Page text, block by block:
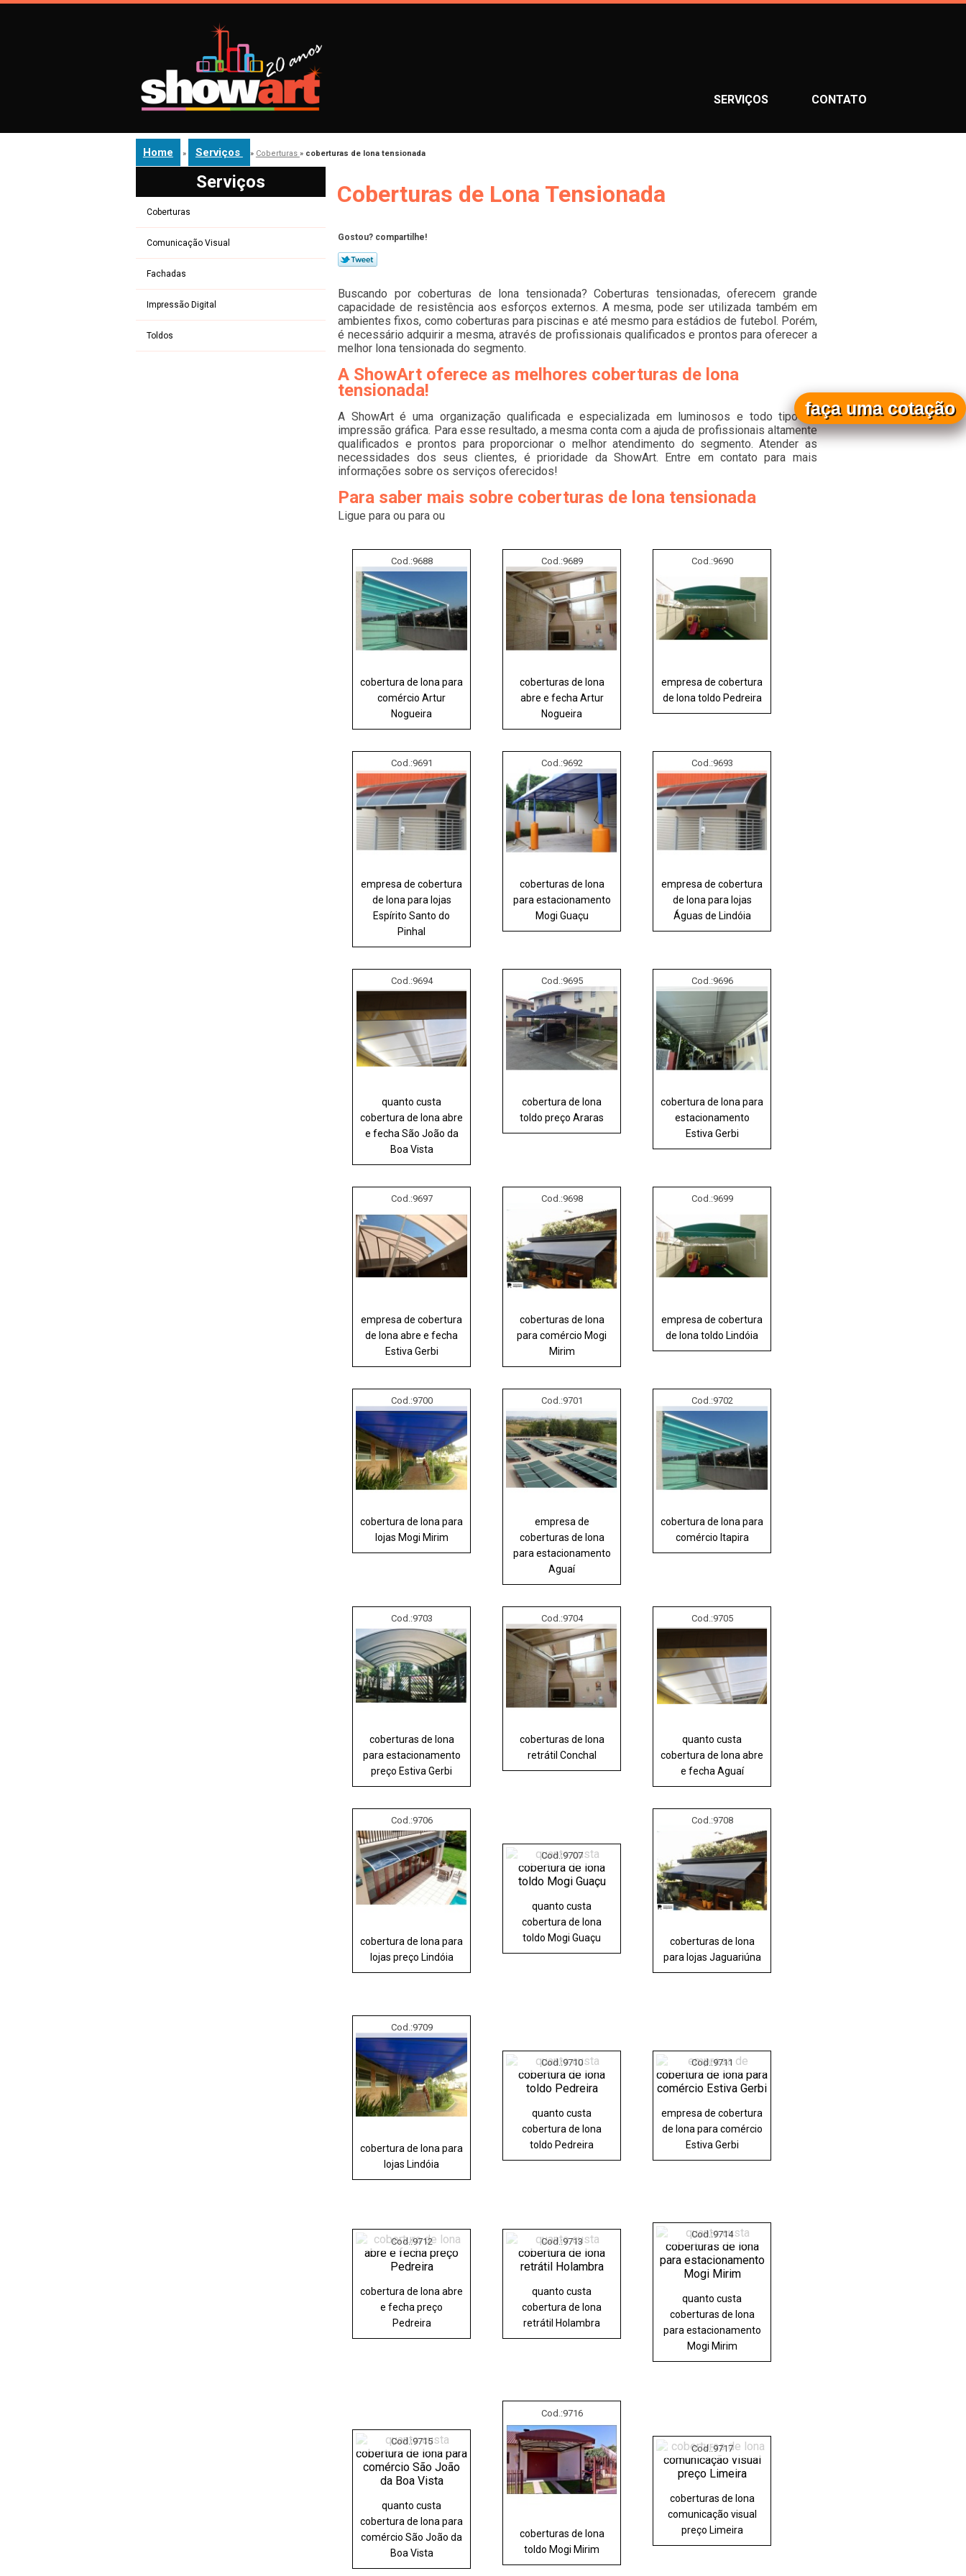
SERVIÇOS CONTATO
Home » Serviços » Coberturas » coberturas de lona tensionada
Serviços
Coberturas
Comunicação Visual
Fachadas
Impressão Digital
Toldos
Coberturas de Lona Tensionada
Gostou? compartilhe!
Buscando por coberturas de lona tensionada? Coberturas tensionadas, oferecem grande
capacidade de resistência aos esforços externos. A mesma, pode ser utilizada também em
ambientes fixos, como coberturas para piscinas e até mesmo para estádios de futebol. Porém,
é necessário adquirir a mesma, através de profissionais qualificados e prontos para oferecer a
melhor lona tensionada do segmento.
A ShowArt oferece as melhores coberturas de lona
tensionada!
A ShowArt é uma organização qualificada e especializada em luminosos e todo tipo de
impressão gráfica. Para esse resultado, a mesma conta com a ajuda de profissionais altamente
qualificados e prontos para proporcionar o melhor atendimento do segmento. Atender as
necessidades dos seus clientes, é prioridade da ShowArt. Entre em contato para mais
informações sobre os serviços oferecidos!
Para saber mais sobre coberturas de lona tensionada
Ligue paraou paraou
faça uma cotação
Cod.:9688
cobertura de lona para
comércio Artur
Nogueira
Cod.:9689
coberturas de lona
abre e fecha Artur
Nogueira
Cod.:9690
empresa de cobertura
de lona toldo Pedreira
Cod.:9691
empresa de cobertura
de lona para lojas
Espírito Santo do
Pinhal
Cod.:9692
coberturas de lona
para estacionamento
Mogi Guaçu
Cod.:9693
empresa de cobertura
de lona para lojas
Águas de Lindóia
Cod.:9694
quanto custa
cobertura de lona abre
e fecha São João da
Boa Vista
Cod.:9695
cobertura de lona
toldo preço Araras
Cod.:9696
cobertura de lona para
estacionamento
Estiva Gerbi
Cod.:9697
empresa de cobertura
de lona abre e fecha
Estiva Gerbi
Cod.:9698
coberturas de lona
para comércio Mogi
Mirim
Cod.:9699
empresa de cobertura
de lona toldo Lindóia
Cod.:9700
cobertura de lona para
lojas Mogi Mirim
Cod.:9701
empresa de
coberturas de lona
para estacionamento
Aguaí
Cod.:9702
cobertura de lona para
comércio Itapira
Cod.:9703
coberturas de lona
para estacionamento
preço Estiva Gerbi
Cod.:9704
coberturas de lona
retrátil Conchal
Cod.:9705
quanto custa
cobertura de lona abre
e fecha Aguaí
Cod.:9706
cobertura de lona para
lojas preço Lindóia
Cod.:9707
quanto custa
cobertura de lona
toldo Mogi Guaçu
Cod.:9708
coberturas de lona
para lojas Jaguariúna
Cod.:9709
cobertura de lona para
lojas Lindóia
Cod.:9710
quanto custa
cobertura de lona
toldo Pedreira
Cod.:9711
empresa de cobertura
de lona para comércio
Estiva Gerbi
Cod.:9712
cobertura de lona abre
e fecha preço
Pedreira
Cod.:9713
quanto custa
cobertura de lona
retrátil Holambra
Cod.:9714
quanto custa
coberturas de lona
para estacionamento
Mogi Mirim
Cod.:9715
quanto custa
cobertura de lona para
comércio São João da
Boa Vista
Cod.:9716
coberturas de lona
toldo Mogi Mirim
Cod.:9717
coberturas de lona
comunicação visual
preço Limeira